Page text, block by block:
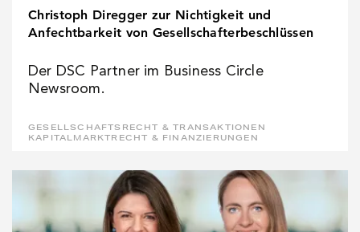
Christoph Diregger zur Nichtigkeit und
Anfechtbarkeit von Gesellschafterbeschlüssen
Der DSC Partner im Business Circle
Newsroom.
GESELLSCHAFTSRECHT & TRANSAKTIONEN
KAPITALMARKTRECHT & FINANZIERUNGEN